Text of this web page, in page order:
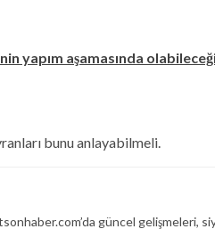
yapım aşamasında
bunu anlayabilmeli.
güncel gelişmeleri,